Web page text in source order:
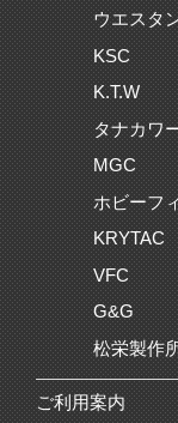
ウエスタ
KSC
K.T.W
タナカワ
MGC
ホビーフ
KRYTAC
VFC
G&G
松栄製作
ご利用案内